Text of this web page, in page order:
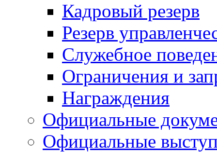
Кадровый резерв
Резерв
Служебное
Ограничения и
Награждения
Официальные
Официальные